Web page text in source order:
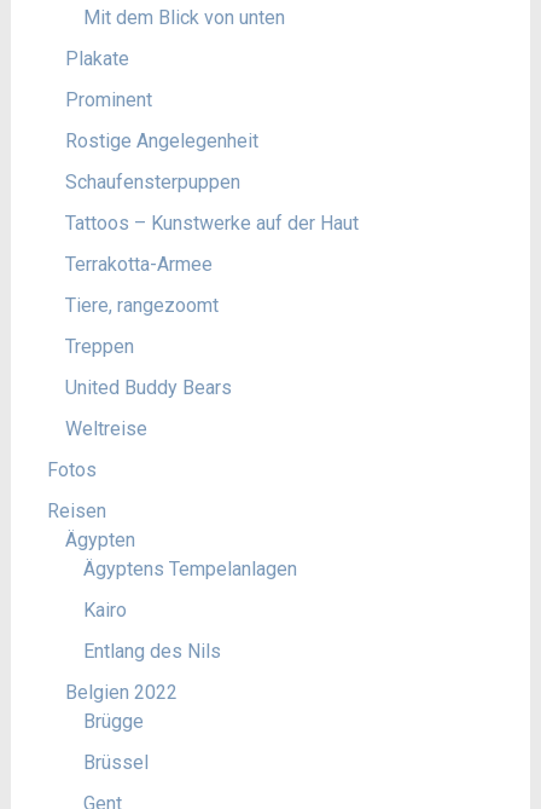
Mit dem Blick von unten
Plakate
Prominent
Rostige Angelegenheit
Schaufensterpuppen
Tattoos – Kunstwerke auf der Haut
Terrakotta-Armee
Tiere, rangezoomt
Treppen
United Buddy Bears
Weltreise
Fotos
Reisen
Ägypten
Ägyptens Tempelanlagen
Kairo
Entlang des Nils
Belgien 2022
Brügge
Brüssel
Gent